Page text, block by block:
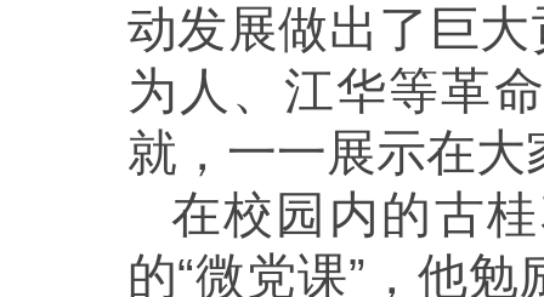
动发展做出了巨
为人、江华等革
就，一一展示在大
在校园内的古
的“微党课”，他